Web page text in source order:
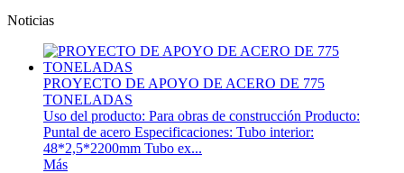
Noticias
PROYECTO DE APOYO DE ACERO DE 775
TONELADAS
Uso del producto: Para obras de construcción Producto:
Puntal de acero Especificaciones: Tubo interior:
48*2,5*2200mm Tubo ex...
Más